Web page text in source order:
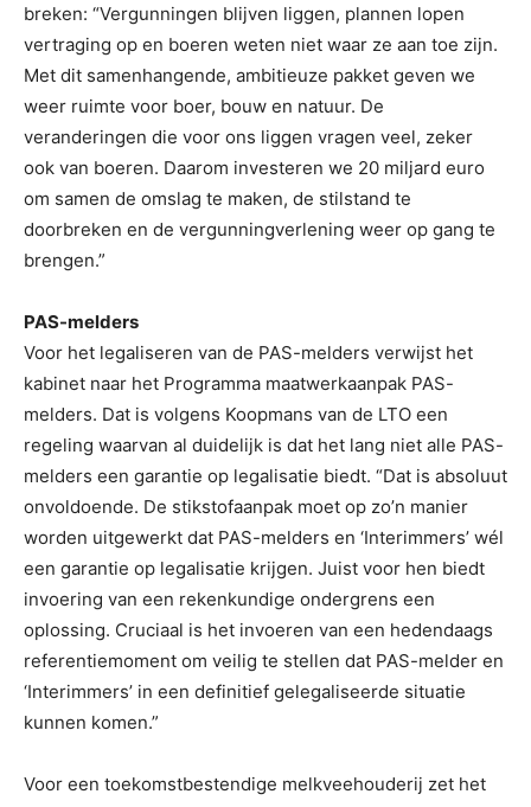
breken: “Vergunningen blijven liggen, plannen lopen
vertraging op en boeren weten niet waar ze aan toe zijn.
Met dit samenhangende, ambitieuze pakket geven we
weer ruimte voor boer, bouw en natuur. De
veranderingen die voor ons liggen vragen veel, zeker
ook van boeren. Daarom investeren we 20 miljard euro
om samen de omslag te maken, de stilstand te
doorbreken en de vergunningverlening weer op gang te
brengen.”
PAS-melders
Voor het legaliseren van de PAS-melders verwijst het
kabinet naar het Programma maatwerkaanpak PAS-
melders. Dat is volgens Koopmans van de LTO een
regeling waarvan al duidelijk is dat het lang niet alle PAS-
melders een garantie op legalisatie biedt. “Dat is absoluut
onvoldoende. De stikstofaanpak moet op zo’n manier
worden uitgewerkt dat PAS-melders en ‘Interimmers’ wél
een garantie op legalisatie krijgen. Juist voor hen biedt
invoering van een rekenkundige ondergrens een
oplossing. Cruciaal is het invoeren van een hedendaags
referentiemoment om veilig te stellen dat PAS-melder en
‘Interimmers’ in een definitief gelegaliseerde situatie
kunnen komen.”
Voor een toekomstbestendige melkveehouderij zet het